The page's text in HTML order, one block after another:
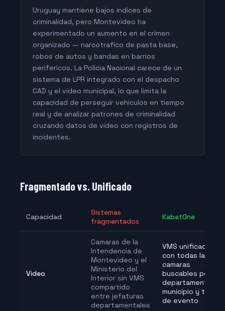
Uruguay mantiene bajos indices de
criminalidad, pero Montevideo ha
experimentado un aumento en el crimen
organizado — narcotrafico de pasta base,
robos de autos y bandas en barrios
perifericos. La Policia Nacional carece de un
sistema de LPR integrado con el despacho
CAD y el video municipal, lo que limita la
capacidad de perseguir vehiculos en tiempo
real y de analizar patrones de criminalidad
cruzando datos de video con registros de
incidentes.
Fragmentado vs. Unificado
Capacidad
Sistemas
fragmentados
KabatOne
Video
Camaras de la
Intendencia de
Montevideo y el
Ministerio del
Interior sin VMS
compartido
entre jefaturas
departamentales
VMS unificado
con todas las
camaras
buscables por
departamento,
municipio y tipo
de evento